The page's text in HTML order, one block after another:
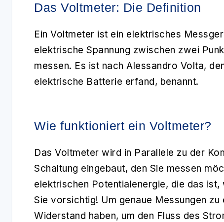
Das Voltmeter: Die Definition
Ein Voltmeter ist ein elektrisches
elektrische Spannung zwischen zwei
messen. Es ist nach Alessandro Volta,
elektrische Batterie erfand, benannt.
Wie funktioniert ein Voltmeter?
Das Voltmeter wird in Parallele zu der
Schaltung eingebaut, den Sie messen
elektrischen Potentialenergie, die das
Sie vorsichtig! Um genaue Messungen
Widerstand haben, um den Fluss des